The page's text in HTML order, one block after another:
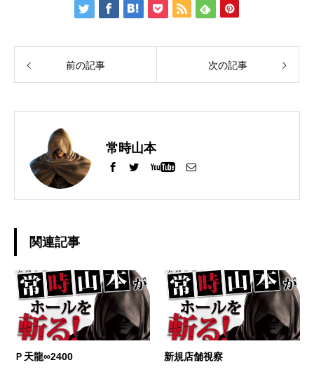
前の記事 次の記事
常時山本
関連記事
Ｐ天龍∞2400 新規店舗視察